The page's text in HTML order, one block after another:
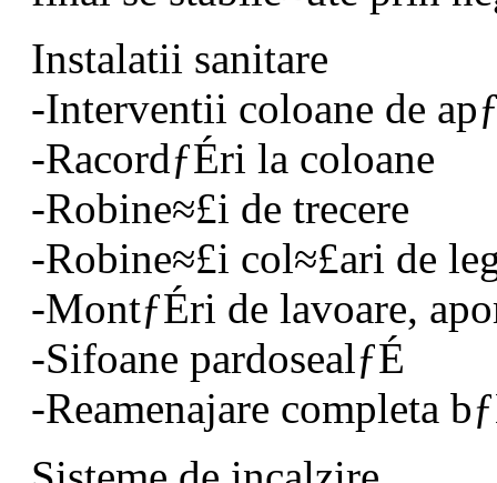
Instalatii sanitare
-Interventii coloane de
-RacordƒÉri la coloane
-Robine≈£i de trecere
-Robine≈£i col≈£ari de
-MontƒÉri de lavoare,
-Sifoane pardosealƒÉ
-Reamenajare completa